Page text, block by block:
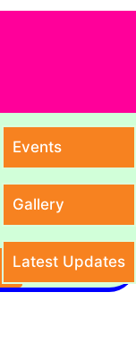
Events
Gallery
Latest Updates